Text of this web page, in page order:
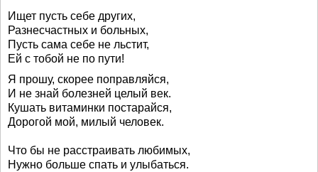
Ищет пусть себе других,
Разнесчастных и больных,
Пусть сама себе не льстит,
Ей с тобой не по пути!
Я прошу, скорее поправляйся,
И не знай болезней целый век.
Кушать витаминки постарайся,
Дорогой мой, милый человек.
Что бы не расстраивать любимых,
Нужно больше спать и улыбаться.